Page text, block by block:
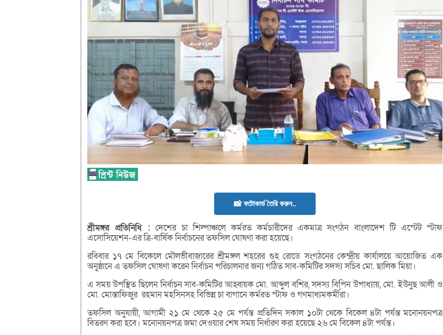
📸 ফটোকার্ড তৈরি করুন..
শ্রীমঙ্গরপ্রতিনিধি : দেশের চা শিল্পাঞ্চলে কর্মরত কর্মচারীদের একমাত্র সংগঠন বাংলাদেশ টি এস্টেট স্টাফ
এসোসিয়েশন-এর ত্রি-বার্ষিক নির্বাচনের তফসিল ঘোষণা করা হয়েছে।
রবিবার ১৭ মে বিকেলে মৌলভীবাজারের শ্রীমঙ্গল শহরের গুহ রোডে সংগঠনের কেন্দ্রীয় কার্যালয়ে আয়োজিত এক
অনুষ্ঠানে এ তফসিল ঘোষণা করেন নির্বাচন পরিচালনার জন্য গঠিত সাব-কমিটির সদস্য সচিব মো. ছালিক মিয়া।
এ সময় উপস্থিত ছিলেন নির্বাচন সাব-কমিটির আহ্বায়ক মো. আব্দুল বশির, সদস্য বিপিন উপাধ্যায়, মো. ইউনুছ আলী ও
মো. মোস্তাফিজুর রহমান মহসিনসহ বিভিন্ন চা বাগানে কর্মরত স্টাফ ও গণমাধ্যমকর্মীরা।
তফসিল অনুযায়ী, আগামী ২১ মে থেকে ২৫ মে পর্যন্ত প্রতিদিন সকাল ১০টা থেকে বিকেল ৪টা পর্যন্ত মনোনয়নপত্র
বিতরণ করা হবে। মনোনয়নপত্র জমা দেওয়ার শেষ সময় নির্ধারণ করা হয়েছে ২৬ মে বিকেল ৪টা পর্যন্ত।